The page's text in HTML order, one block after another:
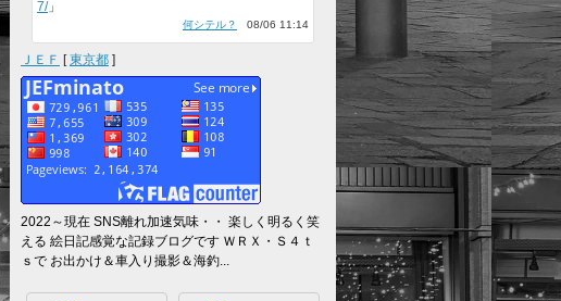
7/」
何シテル？ 08/06 11:14
ＪＥＦ [東京都 ]
2022～現在 SNS離れ加速気味・・ 楽しく明るく笑
える 絵日記感覚な記録ブログです ＷＲＸ・Ｓ４ｔ
ｓで お出かけ＆車入り撮影＆海釣...